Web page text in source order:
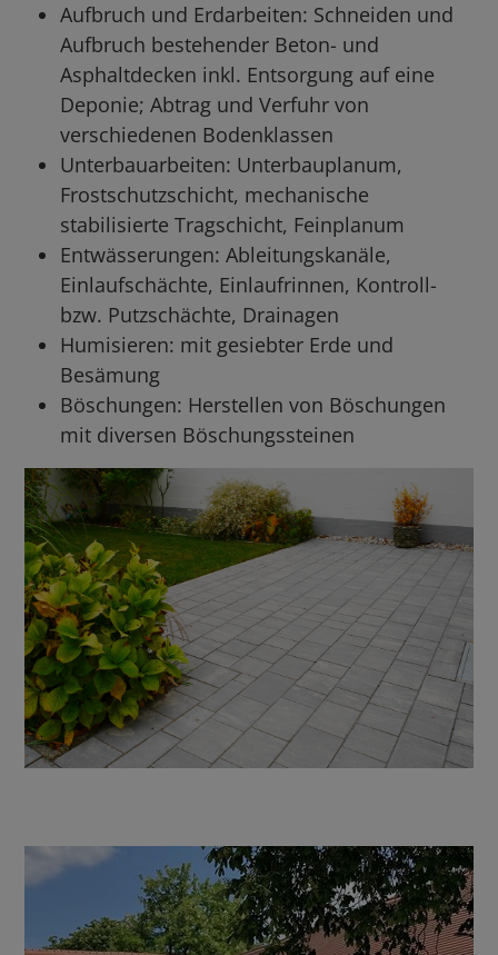
Aufbruch und Erdarbeiten: Schneiden und
Aufbruch bestehender Beton- und
Asphaltdecken inkl. Entsorgung auf eine
Deponie; Abtrag und Verfuhr von
verschiedenen Bodenklassen
Unterbauarbeiten: Unterbauplanum,
Frostschutzschicht, mechanische
stabilisierte Tragschicht, Feinplanum
Entwässerungen: Ableitungskanäle,
Einlaufschächte, Einlaufrinnen, Kontroll-
bzw. Putzschächte, Drainagen
Humisieren: mit gesiebter Erde und
Besämung
Böschungen: Herstellen von Böschungen
mit diversen Böschungssteinen